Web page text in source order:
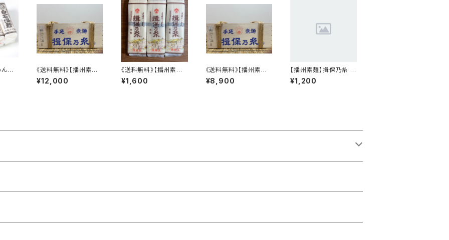
《送料無料》【播州素麺】
揖保乃糸 特級品 9kg
木箱 黒帯 特級
¥12,000
《送料無料》【播州素麺】
揖保乃糸 特級品 30
0g×3袋 黒帯 特級
¥1,600
《送料無料》【播州素麺】
揖保乃糸 特級品 6kg
木箱 黒帯 特級
¥8,900
【播州素麺】揖保乃糸 特
級品 300g×2袋
¥1,200